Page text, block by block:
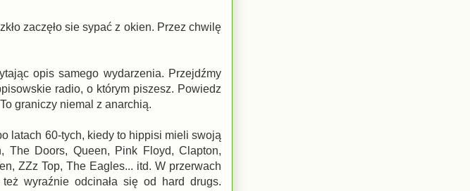
zaczęło sie sypać z okien. Przez chwilę
opis samego wydarzenia. Przejdźmy
radio, o którym piszesz. Powiedz
graniczy niemal z anarchią.
latach 60-tych, kiedy to hippisi mieli swoją
The Doors, Queen, Pink Floyd, Clapton,
ZZz Top, The Eagles... itd. W przerwach
wyraźnie odcinała się od hard drugs.